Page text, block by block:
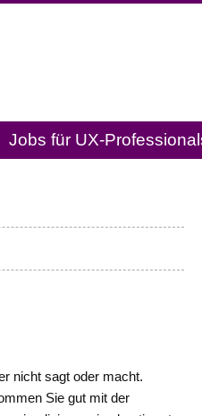
Praxistipps
Jobs für UX-
nicht sagt oder macht.
Sie gut mit der